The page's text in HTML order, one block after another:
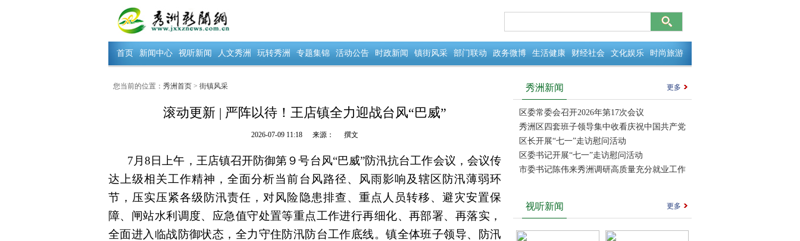
首页 新闻中心 视听新闻 人文秀洲 玩转秀洲 专题集锦 活动公告 时政新闻 镇街风采 部门联动 政务微博 生活健康 财经社会 文化娱乐 时尚旅游
您当前的位置： 秀洲首页 > 街镇风采
滚动更新 | 严阵以待！王店镇全力迎战台风“巴威”
2026-07-09 11:18 来源： 撰文
7月8日上午，王店镇召开防御第９号台风“巴威”防汛抗台工作会议，会议传
达上级相关工作精神，全面分析当前台风路径、风雨影响及辖区防汛薄弱环
节，压实压紧各级防汛责任，对风险隐患排查、重点人员转移、避灾安置保
障、闸站水利调度、应急值守处置等重点工作进行再细化、再部署、再落实，
全面进入临战防御状态，全力守住防汛防台工作底线。镇全体班子领导、防汛
秀洲新闻 更多
区委常委会召开2026年第17次会议
秀洲区四套班子领导集中收看庆祝中国共产党
成立105周年大会实况直播
区长开展“七一”走访慰问活动
区委书记开展“七一”走访慰问活动
市委书记陈伟来秀洲调研高质量充分就业工作
视听新闻 更多